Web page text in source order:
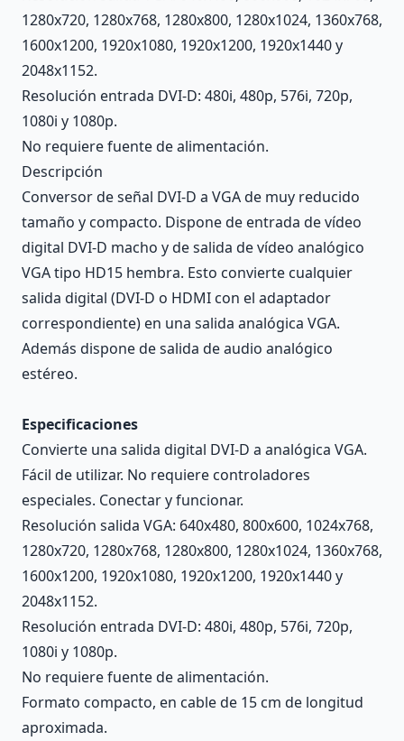
1280x720, 1280x768, 1280x800, 1280x1024, 1360x768,
1600x1200, 1920x1080, 1920x1200, 1920x1440 y
2048x1152.
Resolución entrada DVI-D: 480i, 480p, 576i, 720p,
1080i y 1080p.
No requiere fuente de alimentación.
Descripción
Conversor de señal DVI-D a VGA de muy reducido
tamaño y compacto. Dispone de entrada de vídeo
digital DVI-D macho y de salida de vídeo analógico
VGA tipo HD15 hembra. Esto convierte cualquier
salida digital (DVI-D o HDMI con el adaptador
correspondiente) en una salida analógica VGA.
Además dispone de salida de audio analógico
estéreo.
Especificaciones
Convierte una salida digital DVI-D a analógica VGA.
Fácil de utilizar. No requiere controladores
especiales. Conectar y funcionar.
Resolución salida VGA: 640x480, 800x600, 1024x768,
1280x720, 1280x768, 1280x800, 1280x1024, 1360x768,
1600x1200, 1920x1080, 1920x1200, 1920x1440 y
2048x1152.
Resolución entrada DVI-D: 480i, 480p, 576i, 720p,
1080i y 1080p.
No requiere fuente de alimentación.
Formato compacto, en cable de 15 cm de longitud
aproximada.